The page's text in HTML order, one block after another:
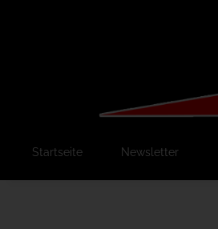
Startseite Newsletter